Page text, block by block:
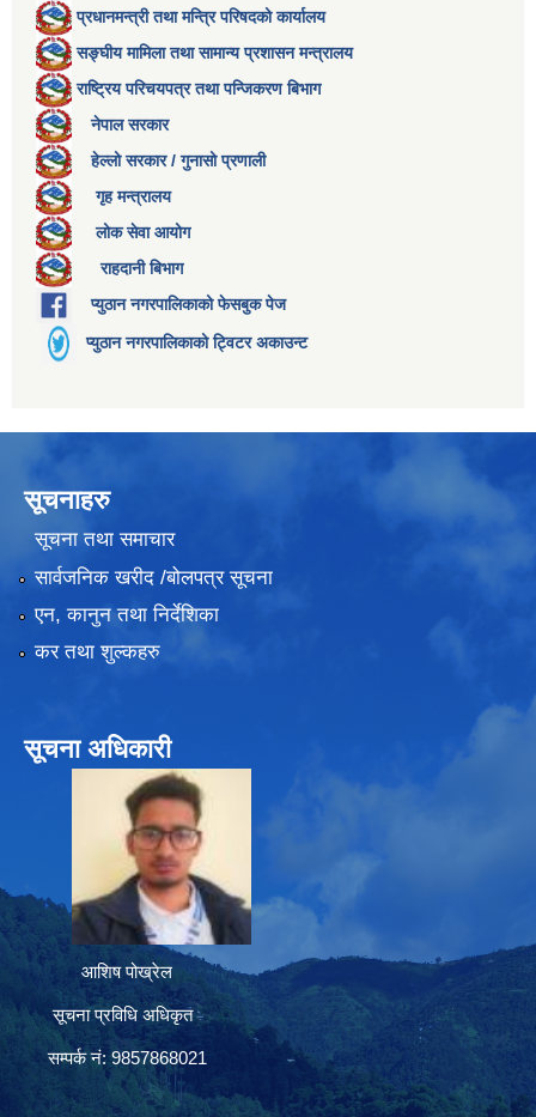
प्रधानमन्त्री तथा मन्त्रि परिषदको कार्यालय
सङ्घीय मामिला तथा सामान्य प्रशासन मन्त्रालय
राष्ट्रिय परिचयपत्र तथा पन्जिकरण बिभाग
नेपाल सरकार
हेल्लो सरकार / गुनासो प्रणाली
गृह मन्त्रालय
लोक सेवा आयोग
राहदानी बिभाग
प्युठान नगरपालिकाको फेसबुक पेज
प्युठान नगरपालिकाको ट्विटर अकाउन्ट
सूचनाहरु
सूचना तथा समाचार
सार्वजनिक खरीद /बोलपत्र सूचना
एन, कानुन तथा निर्देशिका
कर तथा शुल्कहरु
सूचना अधिकारी
आशिष पोख्रेल
सूचना प्रविधि अधिकृत
सम्पर्क नं: 9857868021